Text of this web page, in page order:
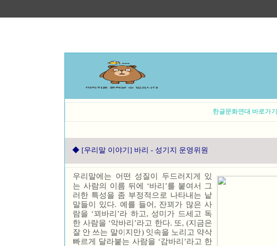
한글문화연대 바로가기
◆ [우리말 이야기] 바리 - 성기지 운영위원
우리말에는 어떤 성질이 두드러지게 있
는 사람의 이름 뒤에 ‘바리’를 붙여서 그
러한 특성을 좀 부정적으로 나타내는 낱
말들이 있다. 예를 들어, 잔꾀가 많은 사
람을 ‘꾀바리’라 하고, 성미가 드세고 독
한 사람을 ‘악바리’라고 한다. 또, (지금은
잘 안 쓰는 말이지만) 잇속을 노리고 약삭
빠르게 달라붙는 사람을 ‘감바리’라고 한